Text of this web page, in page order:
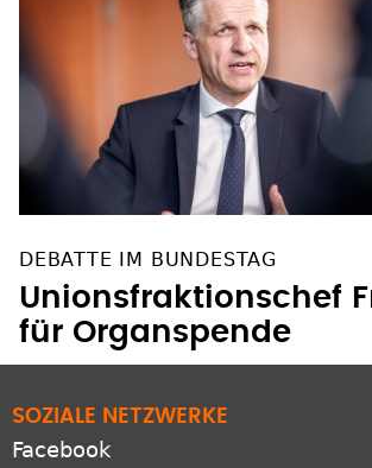
DEBATTE IM BUNDESTAG
Unionsfraktionschef
für Organspende
SOZIALE NETZWERKE
Facebook